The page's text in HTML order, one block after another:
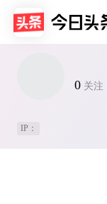
0 关注
IP：